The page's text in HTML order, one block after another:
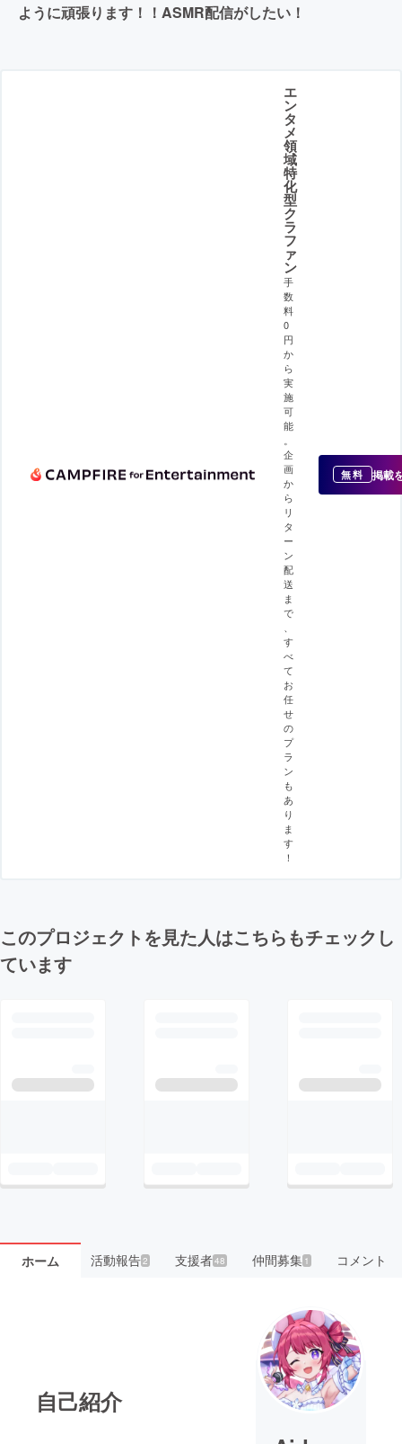
ように頑張ります！！ASMR配信がしたい！
エ
ン
タ
メ
領
域
特
化
型
ク
ラ
フ
ァ
ン
手
数
料
0
円
か
ら
実
施
可
能
企
画
か
ら
リ
タ
ー
ン
配
送
ま
で
す
べ
て
お
任
せ
の
プ
ラ
ン
も
あ
り
ま
す
！
無料 掲載
このプロジェクトを見た人はこちらもチェックし
ています
ホーム 活動報告2 支援者48 仲間募集 1 コメント
自己紹介